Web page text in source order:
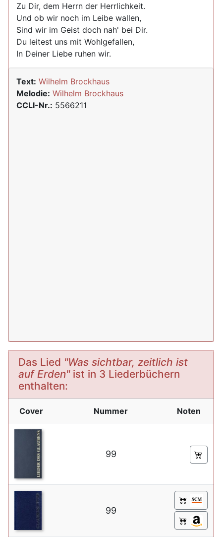
Zu Dir, dem Herrn der Herrlichkeit.
Und ob wir noch im Leibe wallen,
Sind wir im Geist doch nah' bei Dir.
Du leitest uns mit Wohlgefallen,
In Deiner Liebe ruhen wir.
Text: Wilhelm Brockhaus
Melodie: Wilhelm Brockhaus
CCLI-Nr.: 5566211
Das Lied "Was sichtbar, zeitlich ist
auf Erden"ist in 3 Liederbüchern
enthalten:
Cover Nummer Noten
99
99